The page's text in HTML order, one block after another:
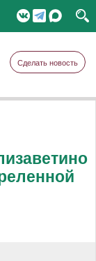
Сделать новость